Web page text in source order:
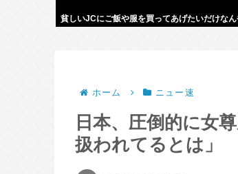
貧しいJCにご飯や服を買ってあげたいだけな
ホーム ニュー速
日本、圧倒的に女
扱われてるとは」